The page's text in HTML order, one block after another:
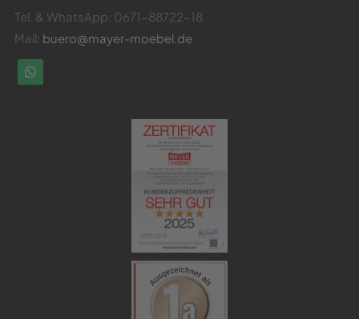
Tel. & WhatsApp: 0671-88722-18
Mail: buero@mayer-moebel.de